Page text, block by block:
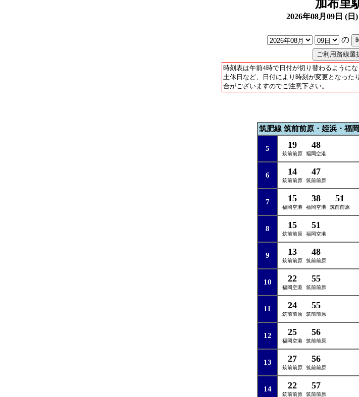
加布里
2026年08月09日 (日
の
時刻表は午前4時で日付が切り替わるようにな
土休日など、日付により時刻が変更となった
合がございますのでご注意下さい。
筑肥線 筑前前原・姪浜・福
5 19
筑前前原
48
福岡空港
6 14
筑前前原
47
筑前前原
7 15
福岡空港
38
福岡空港
51
筑前前原
8 15
筑前前原
51
福岡空港
9 13
筑前前原
48
筑前前原
10 22
福岡空港
55
筑前前原
11 24
筑前前原
55
筑前前原
12 25
福岡空港
56
筑前前原
13 27
筑前前原
56
筑前前原
14 22
筑前前原
57
筑前前原